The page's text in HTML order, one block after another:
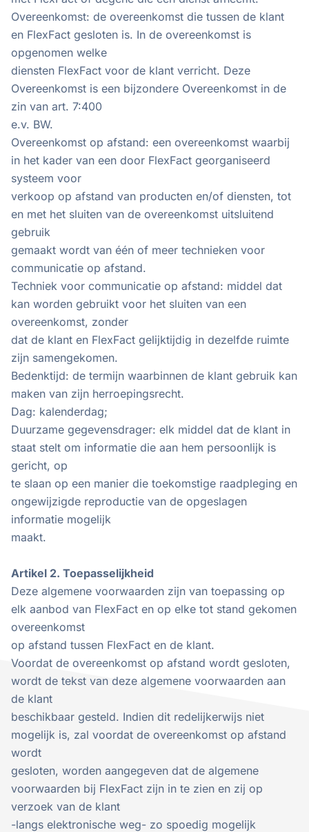
Overeenkomst: de overeenkomst die tussen de klant
en FlexFact gesloten is. In de overeenkomst is
opgenomen welke
diensten FlexFact voor de klant verricht. Deze
Overeenkomst is een bijzondere Overeenkomst in de
zin van art. 7:400
e.v. BW.
Overeenkomst op afstand: een overeenkomst waarbij
in het kader van een door FlexFact georganiseerd
systeem voor
verkoop op afstand van producten en/of diensten, tot
en met het sluiten van de overeenkomst uitsluitend
gebruik
gemaakt wordt van één of meer technieken voor
communicatie op afstand.
Techniek voor communicatie op afstand: middel dat
kan worden gebruikt voor het sluiten van een
overeenkomst, zonder
dat de klant en FlexFact gelijktijdig in dezelfde ruimte
zijn samengekomen.
Bedenktijd: de termijn waarbinnen de klant gebruik kan
maken van zijn herroepingsrecht.
Dag: kalenderdag;
Duurzame gegevensdrager: elk middel dat de klant in
staat stelt om informatie die aan hem persoonlijk is
gericht, op
te slaan op een manier die toekomstige raadpleging en
ongewijzigde reproductie van de opgeslagen
informatie mogelijk
maakt.
Artikel 2. Toepasselijkheid
Deze algemene voorwaarden zijn van toepassing op
elk aanbod van FlexFact en op elke tot stand gekomen
overeenkomst
op afstand tussen FlexFact en de klant.
Voordat de overeenkomst op afstand wordt gesloten,
wordt de tekst van deze algemene voorwaarden aan
de klant
beschikbaar gesteld. Indien dit redelijkerwijs niet
mogelijk is, zal voordat de overeenkomst op afstand
wordt
gesloten, worden aangegeven dat de algemene
voorwaarden bij FlexFact zijn in te zien en zij op
verzoek van de klant
-langs elektronische weg- zo spoedig mogelijk